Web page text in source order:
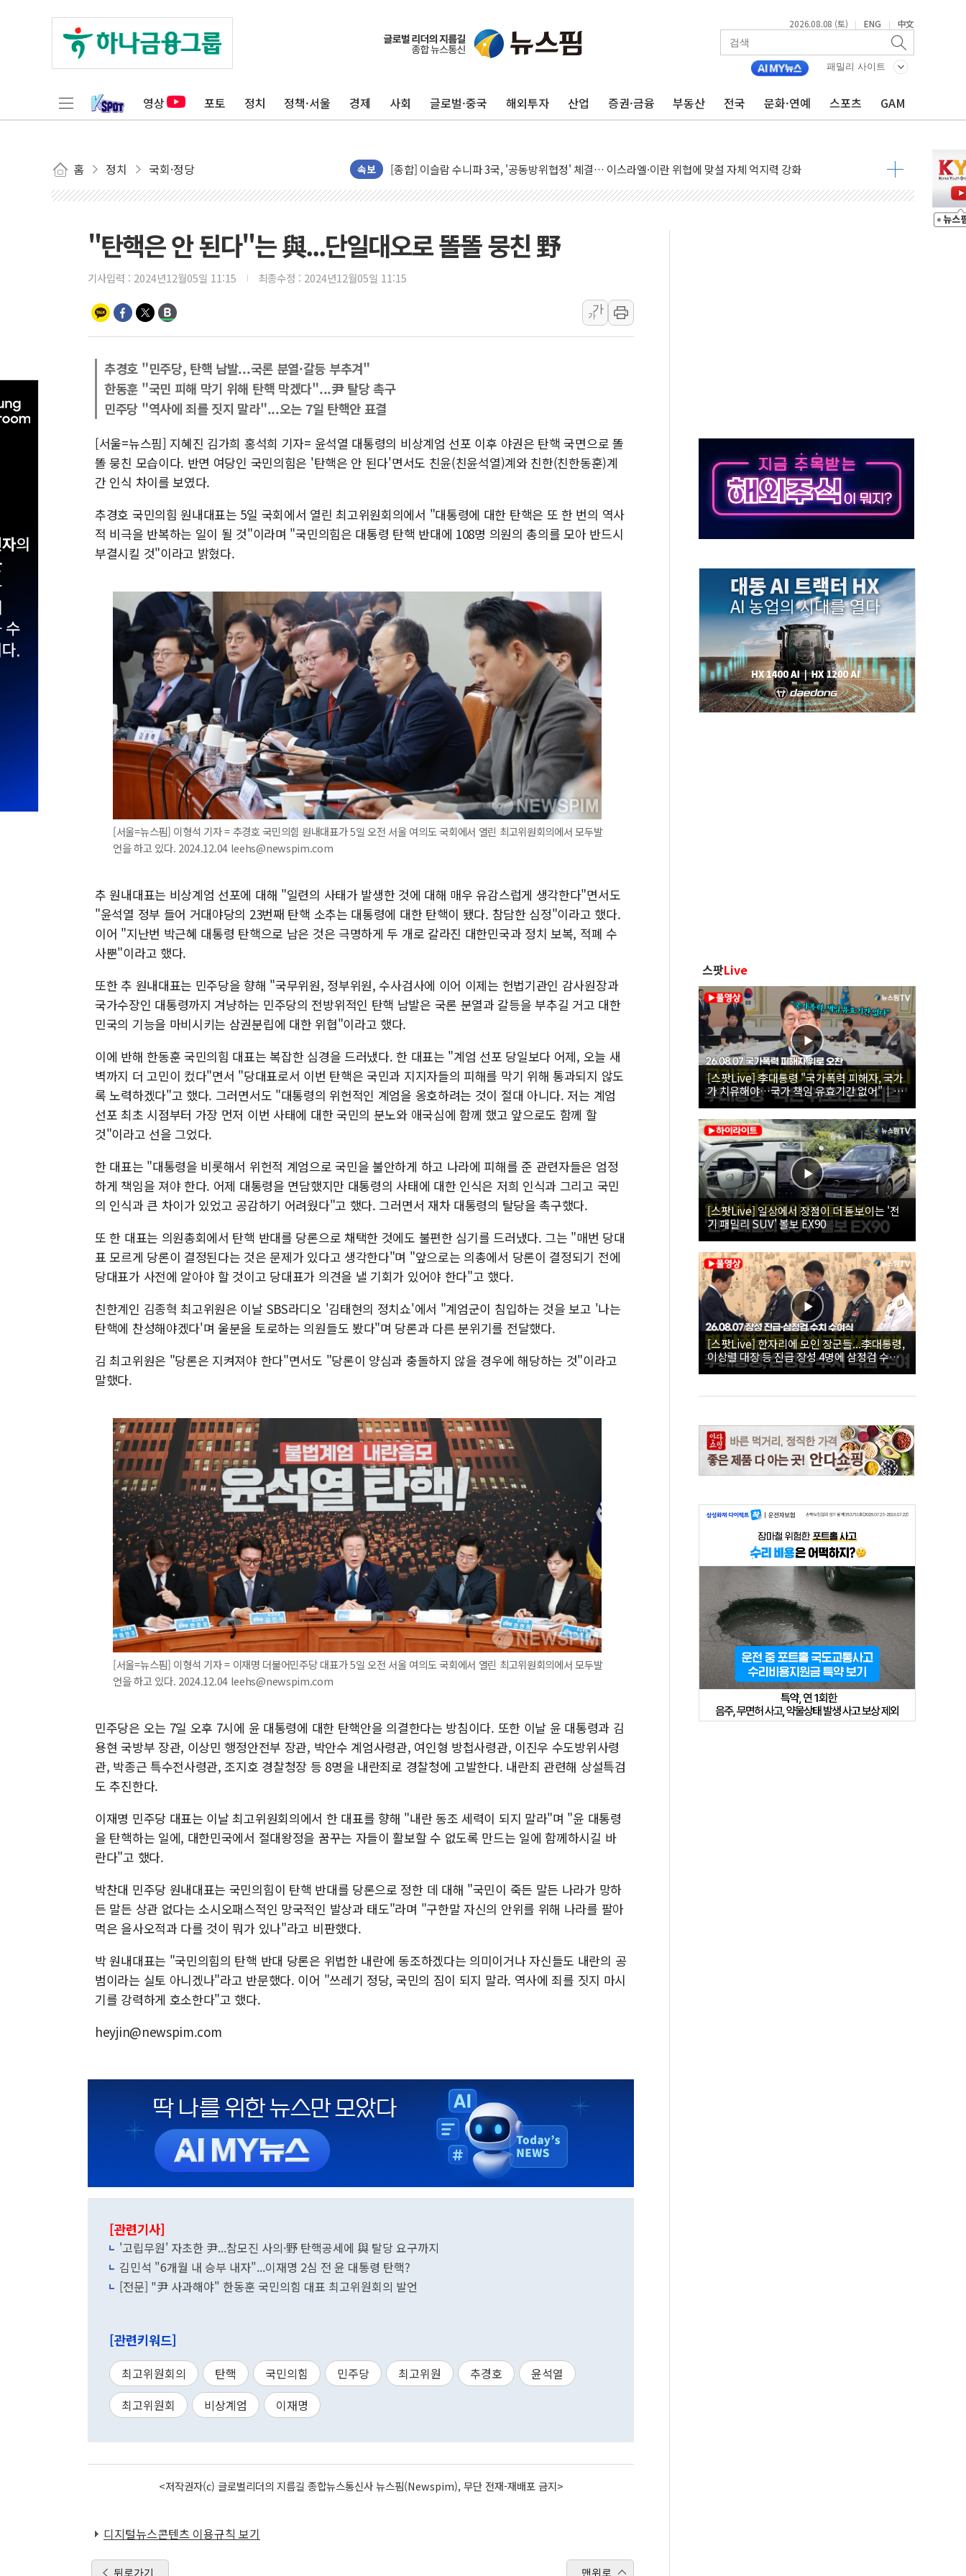
2026.08.08 (토) | ENG | 中文
패밀리 사이트
영상 포토 정치 정책·서울 경제 사회 글로벌·중국 해외투자 산업 증권·금융 부동산 전국 문화·연예 스포츠 GAM
홈 정치 국회·정당 속보
유럽증시, 美 고용 예상 밖 부진에 연준 금리 인상 가능성 낮아지며 상승… STOXX 600 지수는 나흘 연속 최고치
미 연준 매파 기세 꺾이나…고용 감소에 9월 동결 전망 우세
트럼프, 백신·자폐증 행정명령 검토…"이르면 다음 주"
美 항소법원, 백악관 무도회장 공사 중단 명령…트럼프 제동
美 고용 쇼크에 엔화 장중 급등…시장은 "또 개입했나" 촉각
[AI MY 뉴스] 뉴욕 반도체주 프리뷰...美 고용 쇼크에 반도체주 '활짝'
뉴욕증시 프리뷰, 美 고용 쇼크에 금리 인상 우려 후퇴…나스닥 선물 1%대 상승
[종합] 美 7월 고용 2만3000명 감소 '쇼크'…9월 금리 인상 기대 후퇴
[사진] 이슬람 수니파 3개국, 공동방위협정 체결
뉴욕증시 개장 전 특징주...아틀라시안·클라우드플레어·태양광주↑ VS 트레이드데스크·웬디스↓
트럼프 "금리 내려야"…파월 때와 달리 워시엔 톤 낮춰
李 대통령, '6시간 마라톤 부동산 2차 회의' 주재… "전폭적 공급 확대·속도전 총력"
트럼프, 中 겨냥 폴리실리콘 관세 15% 부과…美 태양광주 급등
이란와이어 "이란 최고지도자 위독…곧 사망해도 놀랍지 않아"
"탄핵은 안 된다"는 與...단일대오로 똘똘 뭉친 野
기사입력 : 2024년12월05일 11:15 최종수정 : 2024년12월05일 11:15
가
가
추경호 "민주당, 탄핵 남발...국론 분열·갈등 부추겨"
한동훈 "국민 피해 막기 위해 탄핵 막겠다"...尹 탈당 촉구
민주당 "역사에 죄를 짓지 말라"...오는 7일 탄핵안 표결
[서울=뉴스핌] 지혜진 김가희 홍석희 기자= 윤석열 대통령의 비상계엄 선포 이후 야권은 탄핵 국면으로 똘
똘 뭉친 모습이다. 반면 여당인 국민의힘은 '탄핵은 안 된다'면서도 친윤(친윤석열)계와 친한(친한동훈)계
간 인식 차이를 보였다.
추경호 국민의힘 원내대표는 5일 국회에서 열린 최고위원회의에서 "대통령에 대한 탄핵은 또 한 번의 역사
적 비극을 반복하는 일이 될 것"이라며 "국민의힘은 대통령 탄핵 반대에 108명 의원의 총의를 모아 반드시
부결시킬 것"이라고 밝혔다.
[서울=뉴스핌] 이형석 기자 = 추경호 국민의힘 원내대표가 5일 오전 서울 여의도 국회에서 열린 최고위원회의에서 모두발
언을 하고 있다. 2024.12.04 leehs@newspim.com
추 원내대표는 비상계엄 선포에 대해 "일련의 사태가 발생한 것에 대해 매우 유감스럽게 생각한다"면서도
"윤석열 정부 들어 거대야당의 23번째 탄핵 소추는 대통령에 대한 탄핵이 됐다. 참담한 심정"이라고 했다.
이어 "지난번 박근혜 대통령 탄핵으로 남은 것은 극명하게 두 개로 갈라진 대한민국과 정치 보복, 적폐 수
사뿐"이라고 했다.
또한 추 원내대표는 민주당을 향해 "국무위원, 정부위원, 수사검사에 이어 이제는 헌법기관인 감사원장과
국가수장인 대통령까지 겨냥하는 민주당의 전방위적인 탄핵 남발은 국론 분열과 갈등을 부추길 거고 대한
민국의 기능을 마비시키는 삼권분립에 대한 위협"이라고 했다.
이에 반해 한동훈 국민의힘 대표는 복잡한 심경을 드러냈다. 한 대표는 "계엄 선포 당일보다 어제, 오늘 새
벽까지 더 고민이 컸다"면서 "당대표로서 이번 탄핵은 국민과 지지자들의 피해를 막기 위해 통과되지 않도
록 노력하겠다"고 했다. 그러면서도 "대통령의 위헌적인 계엄을 옹호하려는 것이 절대 아니다. 저는 계엄
선포 최초 시점부터 가장 먼저 이번 사태에 대한 국민의 분노와 애국심에 함께 했고 앞으로도 함께 할
것"이라고 선을 그었다.
한 대표는 "대통령을 비롯해서 위헌적 계엄으로 국민을 불안하게 하고 나라에 피해를 준 관련자들은 엄정
하게 책임을 져야 한다. 어제 대통령을 면담했지만 대통령의 사태에 대한 인식은 저희 인식과 그리고 국민
의 인식과 큰 차이가 있었고 공감하기 어려웠다"고 했다. 그러면서 재차 대통령의 탈당을 촉구했다.
또 한 대표는 의원총회에서 탄핵 반대를 당론으로 채택한 것에도 불편한 심기를 드러냈다. 그는 "매번 당대
표 모르게 당론이 결정된다는 것은 문제가 있다고 생각한다"며 "앞으로는 의총에서 당론이 결정되기 전에
당대표가 사전에 알아야 할 것이고 당대표가 의견을 낼 기회가 있어야 한다"고 했다.
친한계인 김종혁 최고위원은 이날 SBS라디오 '김태현의 정치쇼'에서 "계엄군이 침입하는 것을 보고 '나는
탄핵에 찬성해야겠다'며 울분을 토로하는 의원들도 봤다"며 당론과 다른 분위기를 전달했다.
김 최고위원은 "당론은 지켜져야 한다"면서도 "당론이 양심과 충돌하지 않을 경우에 해당하는 것"이라고
말했다.
[서울=뉴스핌] 이형석 기자 = 이재명 더불어민주당 대표가 5일 오전 서울 여의도 국회에서 열린 최고위원회의에서 모두발
언을 하고 있다. 2024.12.04 leehs@newspim.com
민주당은 오는 7일 오후 7시에 윤 대통령에 대한 탄핵안을 의결한다는 방침이다. 또한 이날 윤 대통령과 김
용현 국방부 장관, 이상민 행정안전부 장관, 박안수 계엄사령관, 여인형 방첩사령관, 이진우 수도방위사령
관, 박종근 특수전사령관, 조지호 경찰청장 등 8명을 내란죄로 경찰청에 고발한다. 내란죄 관련해 상설특검
도 추진한다.
이재명 민주당 대표는 이날 최고위원회의에서 한 대표를 향해 "내란 동조 세력이 되지 말라"며 "윤 대통령
을 탄핵하는 일에, 대한민국에서 절대왕정을 꿈꾸는 자들이 활보할 수 없도록 만드는 일에 함께하시길 바
란다"고 했다.
박찬대 민주당 원내대표는 국민의힘이 탄핵 반대를 당론으로 정한 데 대해 "국민이 죽든 말든 나라가 망하
든 말든 상관 없다는 소시오패스적인 망국적인 발상과 태도"라며 "구한말 자신의 안위를 위해 나라를 팔아
먹은 을사오적과 다를 것이 뭐가 있나"라고 비판했다.
박 원내대표는 "국민의힘의 탄핵 반대 당론은 위법한 내란에 동조하겠다는 의미이거나 자신들도 내란의 공
범이라는 실토 아니겠나"라고 반문했다. 이어 "쓰레기 정당, 국민의 짐이 되지 말라. 역사에 죄를 짓지 마시
기를 강력하게 호소한다"고 했다.
heyjin@newspim.com
[관련기사]
'고립무원' 자초한 尹...참모진 사의·野 탄핵공세에 與 탈당 요구까지
김민석 "6개월 내 승부 내자"...이재명 2심 전 윤 대통령 탄핵?
[전문] "尹 사과해야" 한동훈 국민의힘 대표 최고위원회의 발언
[관련키워드]
최고위원회의 탄핵 국민의힘 민주당 최고위원 추경호
윤석열
최고위원회
비상계엄 이재명
<저작권자(c) 글로벌리더의 지름길 종합뉴스통신사 뉴스핌(Newspim), 무단 전재-재배포 금지>
디지털뉴스콘텐츠 이용규칙 보기
뒤로가기 맨위로
스팟Live
[스팟Live] 李대통령 "국가폭력 피해자, 국가
가 치유해야…국가 책임 유효기간 없어"｜
26.08.07 국가폭력 피해자 위로 오찬
[스팟Live] 일상에서 장점이 더 돋보이는 '전
기 패밀리 SUV' 볼보 EX90
[스팟Live] 한자리에 모인 장군들...李대통령,
이상렬 대장 등 진급 장성 4명에 삼정검 수치
직접 수여｜26.08.07 장성 진급·삼정검 수치